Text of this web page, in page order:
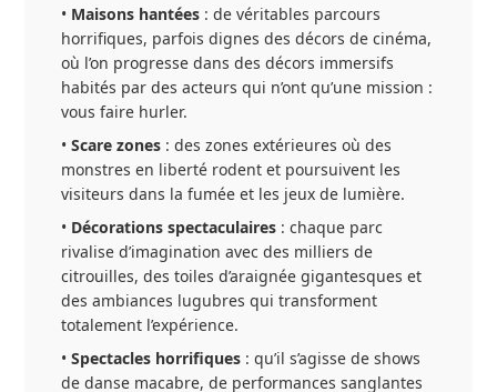
• Maisons hantées : de véritables parcours
horrifiques, parfois dignes des décors de cinéma,
où l’on progresse dans des décors immersifs
habités par des acteurs qui n’ont qu’une mission :
vous faire hurler.
• Scare zones : des zones extérieures où des
monstres en liberté rodent et poursuivent les
visiteurs dans la fumée et les jeux de lumière.
• Décorations spectaculaires : chaque parc
rivalise d’imagination avec des milliers de
citrouilles, des toiles d’araignée gigantesques et
des ambiances lugubres qui transforment
totalement l’expérience.
• Spectacles horrifiques : qu’il s’agisse de shows
de danse macabre, de performances sanglantes